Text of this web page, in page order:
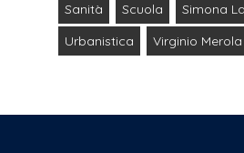
Sanità
Scuola
Simona
Urbanistica
Virginio Merola